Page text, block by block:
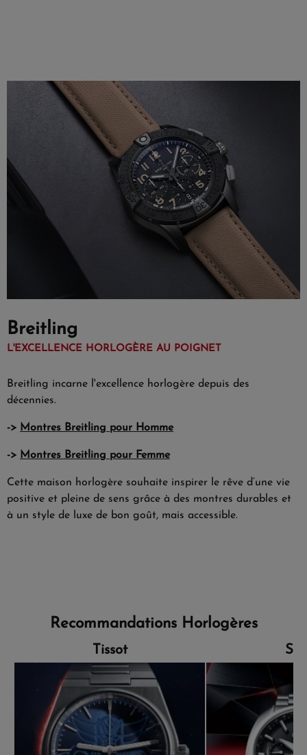
Breitling
L'EXCELLENCE HORLOGÈRE AU POIGNET
Breitling incarne l'excellence horlogère depuis des
décennies.
-> Montres Breitling pour Homme
-> Montres Breitling pour Femme
Cette maison horlogère souhaite inspirer le rêve d’une vie
positive et pleine de sens grâce à des montres durables et
à un style de luxe de bon goût, mais accessible.
Recommandations Horlogères
Tissot